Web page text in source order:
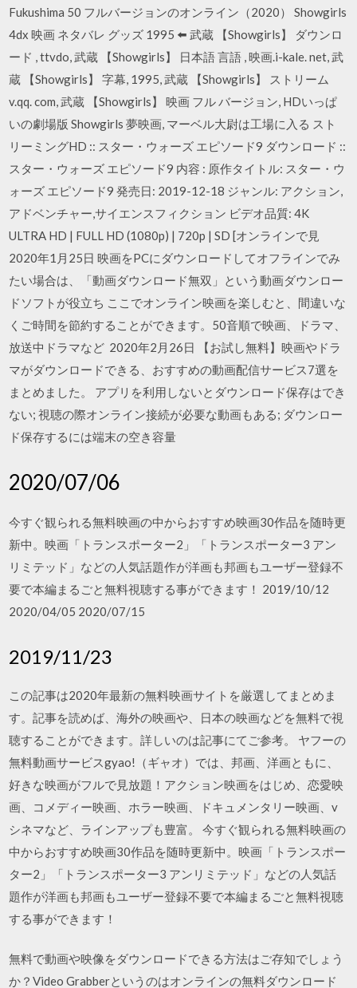
Fukushima 50 フルバージョンのオンライン（2020） Showgirls
4dx 映画 ネタバレ グッズ 1995 ⬅️ 武蔵 【Showgirls】 ダウンロ
ード , ttvdo, 武蔵 【Showgirls】 日本語 言語 , 映画.i-kale. net, 武
蔵 【Showgirls】 字幕, 1995, 武蔵 【Showgirls】 ストリーム
v.qq. com, 武蔵 【Showgirls】 映画 フル バージョン, HDいっぱ
いの劇場版 Showgirls 夢映画, マーベル大尉は工場に入る スト
リーミングHD :: スター・ウォーズ エピソード9 ダウンロード ::
スター・ウォーズ エピソード9 内容 : 原作タイトル: スター・ウ
ォーズ エピソード9 発売日: 2019-12-18 ジャンル: アクション,
アドベンチャー,サイエンスフィクション ビデオ品質: 4K
ULTRA HD | FULL HD (1080p) | 720p | SD [オンラインで見
2020年1月25日 映画をPCにダウンロードしてオフラインでみ
たい場合は、「動画ダウンロード無双」という動画ダウンロー
ドソフトが役立ち ここでオンライン映画を楽しむと、間違いな
くご時間を節約することができます。50音順で映画、ドラマ、
放送中ドラマなど 2020年2月26日 【お試し無料】映画やドラ
マがダウンロードできる、おすすめの動画配信サービス7選を
まとめました。 アプリを利用しないとダウンロード保存はでき
ない; 視聴の際オンライン接続が必要な動画もある; ダウンロー
ド保存するには端末の空き容量
2020/07/06
今すぐ観られる無料映画の中からおすすめ映画30作品を随時更
新中。映画「トランスポーター2」「トランスポーター3 アン
リミテッド」などの人気話題作が洋画も邦画もユーザー登録不
要で本編まるごと無料視聴する事ができます！ 2019/10/12
2020/04/05 2020/07/15
2019/11/23
この記事は2020年最新の無料映画サイトを厳選してまとめま
す。記事を読めば、海外の映画や、日本の映画などを無料で視
聴することができます。詳しいのは記事にてご参考。 ヤフーの
無料動画サービスgyao!（ギャオ）では、邦画、洋画ともに、
好きな映画がフルで見放題！アクション映画をはじめ、恋愛映
画、コメディー映画、ホラー映画、ドキュメンタリー映画、v
シネマなど、ラインアップも豊富。 今すぐ観られる無料映画の
中からおすすめ映画30作品を随時更新中。映画「トランスポー
ター2」「トランスポーター3 アンリミテッド」などの人気話
題作が洋画も邦画もユーザー登録不要で本編まるごと無料視聴
する事ができます！
無料で動画や映像をダウンロードできる方法はご存知でしょう
か？Video Grabberというのはオンラインの無料ダウンロード